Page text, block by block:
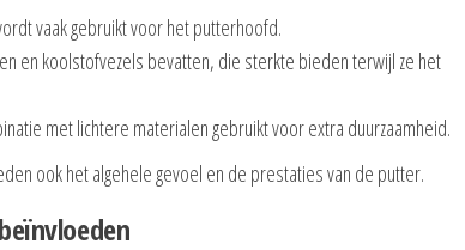
vaak gebruikt voor het putterhoofd.
en koolstofvezels bevatten, die sterkte bieden terwijl ze het
met lichtere materialen gebruikt voor extra duurzaamheid.
ook het algehele gevoel en de prestaties van de putter.